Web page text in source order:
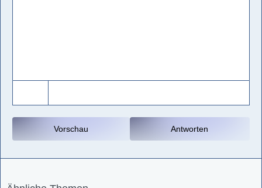
Antworten
Vorschau